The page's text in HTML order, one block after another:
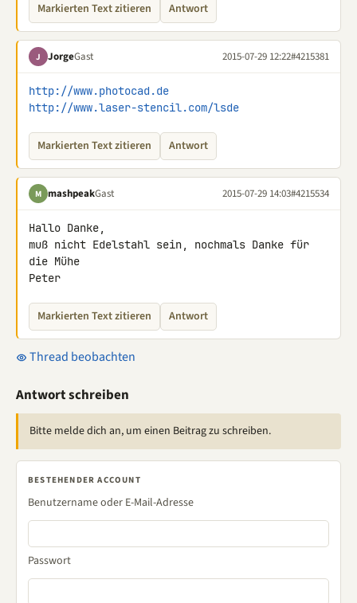
Markierten Text zitieren Antwort
J JorgeGast 2015-07-29 12:22#4215381
http://www.photocad.de
http://www.laser-stencil.com/lsde
Markierten Text zitieren Antwort
M mashpeakGast 2015-07-29 14:03#4215534
Hallo Danke,
muß nicht Edelstahl sein, nochmals Danke für
die Mühe
Peter
Markierten Text zitieren Antwort
Thread beobachten
Antwort schreiben
Bitte melde dich an, um einen Beitrag zu schreiben.
BESTEHENDER ACCOUNT
Benutzername oder E-Mail-Adresse
Passwort